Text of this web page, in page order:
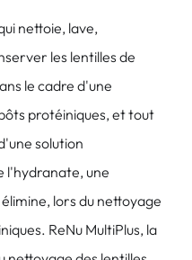
nettoie, lave,
les lentilles de
le cadre d'une
protéiniques, et tout
solution
l'hydranate, une
lors du nettoyage
ReNu MultiPlus, la